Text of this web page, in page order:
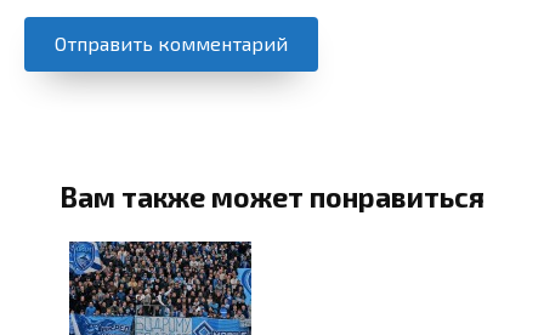
Вам также может понравиться